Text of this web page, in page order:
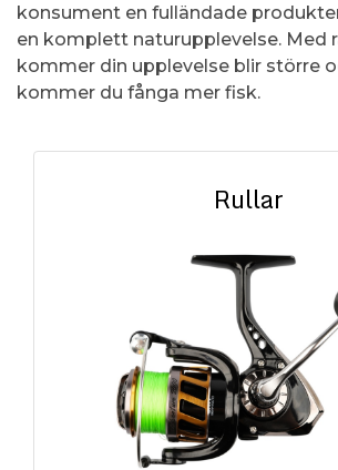
konsument en fulländade
en komplett naturupplevelse. Med
kommer din upplevelse blir större
kommer du fånga mer fisk.
Rullar